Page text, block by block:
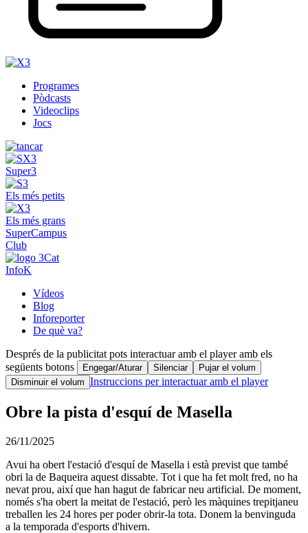
Programes
Pòdcasts
Videoclips
Jocs
Super3
Els més petits
Els més grans
SuperCampus
Club
InfoK
Vídeos
Blog
Inforeporter
De què va?
Després de la publicitat pots interactuar amb el player amb els
següents botons
Engegar/Aturar Silenciar
Pujar el volum
Disminuir el volum Instruccions per interactuar amb el player
Obre la pista d'esquí de Masella
26/11/2025
Avui ha obert l'estació d'esquí de Masella i està previst que també
obri la de Baqueira aquest dissabte. Tot i que ha fet molt fred, no ha
nevat prou, així que han hagut de fabricar neu artificial. De moment,
només s'ha obert la meitat de l'estació, però les màquines trepitjaneu
treballen les 24 hores per poder obrir-la tota. Donem la benvinguda
a la temporada d'esports d'hivern.